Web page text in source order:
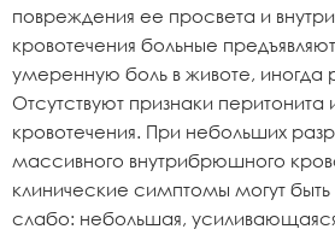
повреждения ее просвета и
кровотечения больные
умеренную боль в животе, иногда
Отсутствуют признаки
кровотечения. При небольших
массивного внутрибрюшного
клинические симптомы могут
слабо: небольшая,